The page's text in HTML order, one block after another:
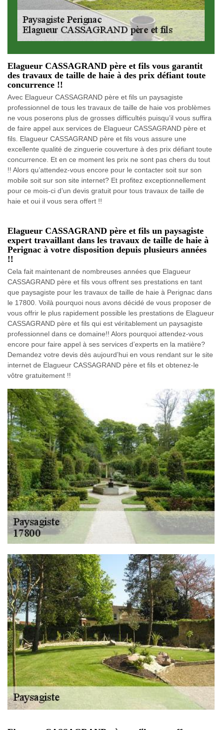
Elagueur CASSAGRAND père et fils vous garantit
des travaux de taille de haie à des prix défiant toute
concurrence !!
Avec Elagueur CASSAGRAND père et fils un paysagiste
professionnel de tous les travaux de taille de haie vos problèmes
ne vous poserons plus de grosses difficultés puisqu’il vous suffira
de faire appel aux services de Elagueur CASSAGRAND père et
fils. Elagueur CASSAGRAND père et fils vous assure une
excellente qualité de zinguerie couverture à des prix défiant toute
concurrence. Et en ce moment les prix ne sont pas chers du tout
!! Alors qu’attendez-vous encore pour le contacter soit sur son
mobile soit sur son site internet? Et profitez exceptionnellement
pour ce mois-ci d’un devis gratuit pour tous travaux de taille de
haie et oui il vous sera offert !!
Elagueur CASSAGRAND père et fils un paysagiste
expert travaillant dans les travaux de taille de haie à
Perignac à votre disposition depuis plusieurs années
!!
Cela fait maintenant de nombreuses années que Elagueur
CASSAGRAND père et fils vous offrent ses prestations en tant
que paysagiste pour les travaux de taille de haie à Perignac dans
le 17800. Voilà pourquoi nous avons décidé de vous proposer de
vous offrir le plus rapidement possible les prestations de Elagueur
CASSAGRAND père et fils qui est véritablement un paysagiste
professionnel dans ce domaine!! Alors pourquoi attendez-vous
encore pour faire appel à ses services d’experts en la matière?
Demandez votre devis dès aujourd’hui en vous rendant sur le site
internet de Elagueur CASSAGRAND père et fils et obtenez-le
vôtre gratuitement !!